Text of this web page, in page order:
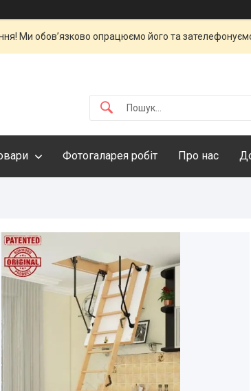
Ми обов’язково опрацюємо його та
Фотогаларея робіт Про нас